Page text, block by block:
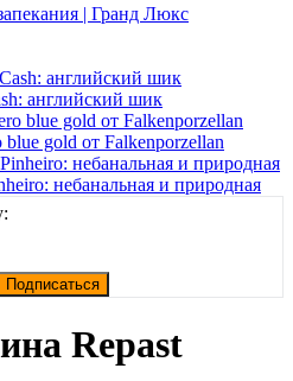
| Гранд Люкс
английский шик
gold от Falkenporzellan
небанальная и природная
Repast